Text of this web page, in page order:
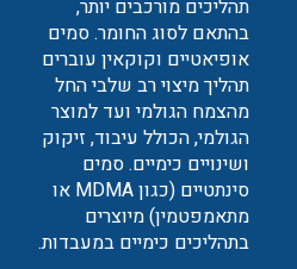
תהליכים מורכבים יותר,
בהתאם לסוג החומר. סמים
אופיאטיים וקוקאין עוברים
תהליך מיצוי רב שלבי החל
מהצמח הגולמי ועד למוצר
הגולמי, הכולל עיבוד, זיקוק
ושינויים כימיים. סמים
סינתטיים (כגון MDMA או
מתאמפטמין) מיוצרים
בתהליכים כימיים במעבדות.